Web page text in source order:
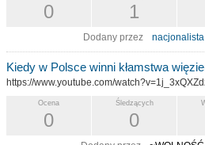
1
0
Dodany przez nacjonalista
Kiedy w Polsce winni kłamstwa
https://www.youtube.com/
Śledzących
0
Ocena
0